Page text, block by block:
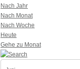
Nach Jahr
Nach Monat
Nach Woche
Heute
Gehe zu Monat